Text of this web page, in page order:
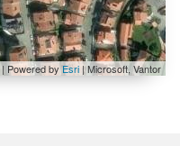
| Powered byEsri |Microsoft, Vantor